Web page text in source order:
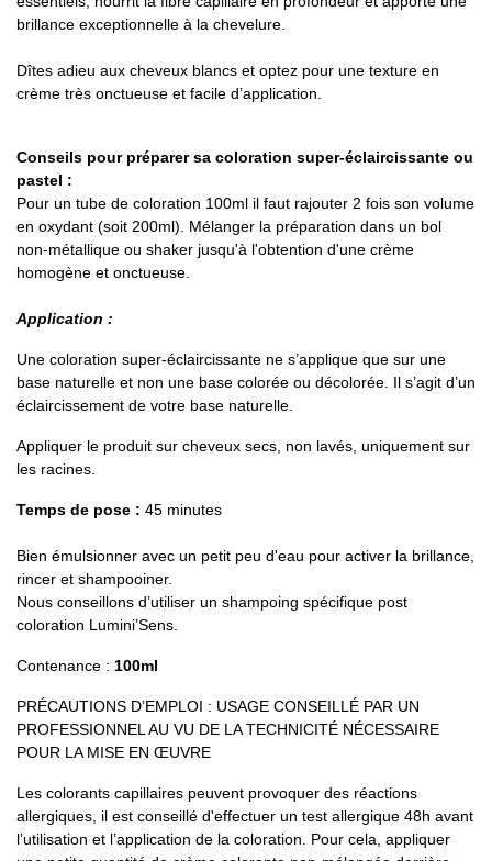
brillance exceptionnelle à la chevelure.
Dîtes adieu aux cheveux blancs et optez pour une texture en
crème très onctueuse et facile d’application.
Conseils pour préparer sa coloration super-éclaircissante ou
pastel :
Pour un tube de coloration 100ml il faut rajouter 2 fois son volume
en oxydant (soit 200ml). Mélanger la préparation dans un bol
non-métallique ou shaker jusqu'à l'obtention d'une crème
homogène et onctueuse.
Application :
Une coloration super-éclaircissante ne s’applique que sur une
base naturelle et non une base colorée ou décolorée. Il s’agit d’un
éclaircissement de votre base naturelle.
Appliquer le produit sur cheveux secs, non lavés, uniquement sur
les racines.
Temps de pose : 45 minutes
Bien émulsionner avec un petit peu d'eau pour activer la brillance,
rincer et shampooiner.
Nous conseillons d’utiliser un shampoing spécifique post
coloration Lumini’Sens.
Contenance : 100ml
PRÉCAUTIONS D’EMPLOI : USAGE CONSEILLÉ PAR UN
PROFESSIONNEL AU VU DE LA TECHNICITÉ NÉCESSAIRE
POUR LA MISE EN ŒUVRE
Les colorants capillaires peuvent provoquer des réactions
allergiques, il est conseillé d'effectuer un test allergique 48h avant
l’utilisation et l’application de la coloration. Pour cela, appliquer